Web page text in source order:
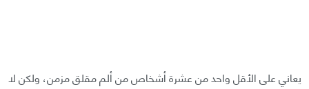
يعاني على الأقل واحد من عشرة أشخاص من ألم مقلق مزمن، ولكن لا